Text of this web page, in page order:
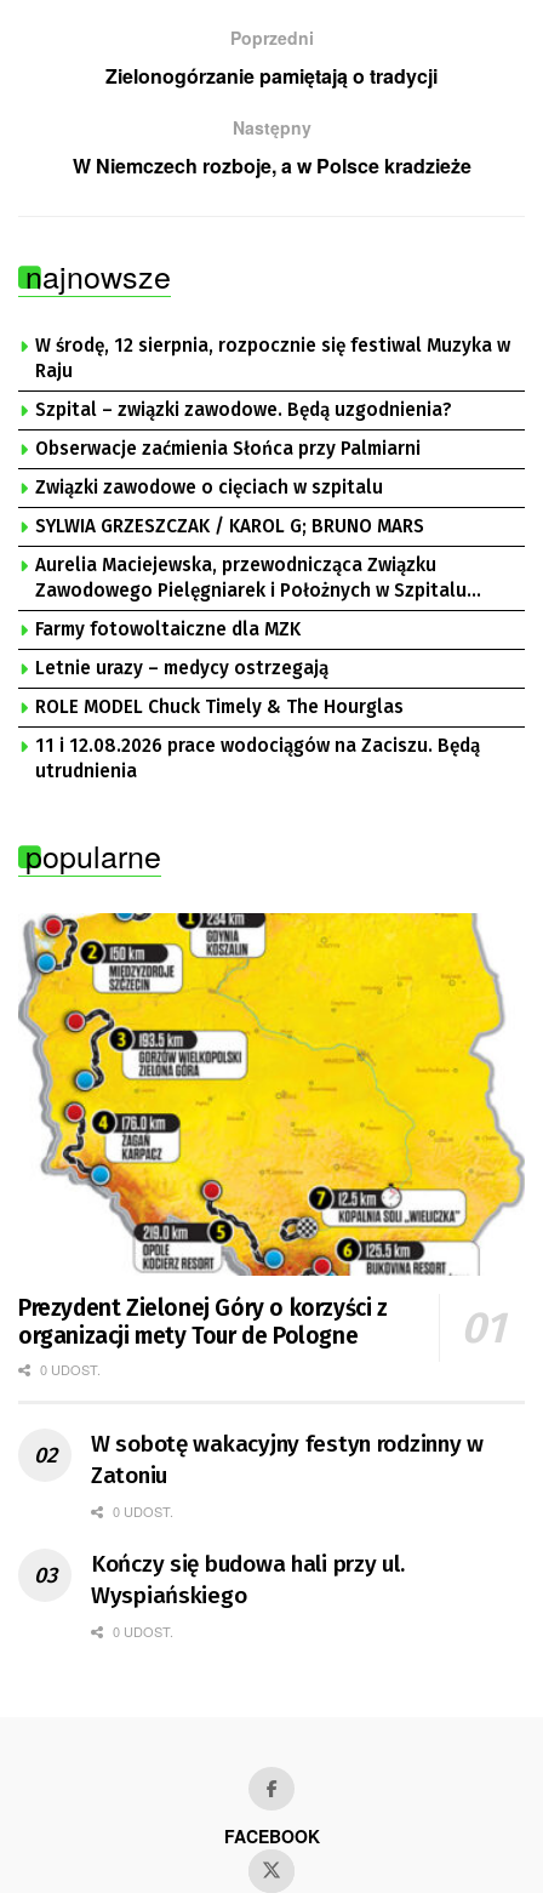
Poprzedni
Zielonogórzanie pamiętają o tradycji
Następny
W Niemczech rozboje, a w Polsce kradzieże
najnowsze
W środę, 12 sierpnia, rozpocznie się festiwal Muzyka w
Raju
Szpital – związki zawodowe. Będą uzgodnienia?
Obserwacje zaćmienia Słońca przy Palmiarni
Związki zawodowe o cięciach w szpitalu
SYLWIA GRZESZCZAK / KAROL G; BRUNO MARS
Aurelia Maciejewska, przewodnicząca Związku
Zawodowego Pielęgniarek i Położnych w Szpitalu
Uniwersyteckim w Zielonej Górze, Bogusław
Motowidełko, przewodniczący Zarządu Regionu NSZZ
„Solidarność” Zielona Góra
Farmy fotowoltaiczne dla MZK
Letnie urazy – medycy ostrzegają
ROLE MODEL Chuck Timely & The Hourglas
11 i 12.08.2026 prace wodociągów na Zaciszu. Będą
utrudnienia
popularne
Prezydent Zielonej Góry o korzyści z
organizacji mety Tour de Pologne
0 UDOST.
W sobotę wakacyjny festyn rodzinny w
Zatoniu
0 UDOST.
Kończy się budowa hali przy ul.
Wyspiańskiego
0 UDOST.
FACEBOOK